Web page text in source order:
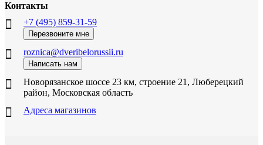
Контакты
+7 (495) 859-31-59
Перезвоните мне
roznica@dveribelorussii.ru
Написать нам
Новорязанское шоссе 23 км, строение 21, Люберецкий
район, Московская область
Адреса магазинов